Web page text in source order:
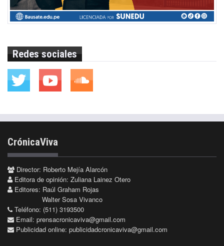
Redes sociales
CrónicaViva
Director: Roberto Mejía Alarcón
Editora de opinión: Zuliana Lainez Otero
Editores: Raúl Graham Rojas
Walter Sosa Vivanco
Teléfono: (511) 3193500
Email: prensacronicaviva@gmail.com
Publicidad online: publicidadcronicaviva@gmail.com